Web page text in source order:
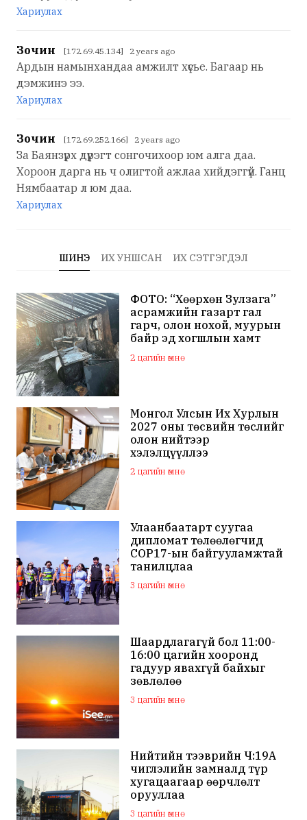
Хариулах
Зочин [172.69.45.134] 2 years ago
Ардын намынхандаа амжилт хүсье. Багаар нь
дэмжинэ ээ.
Хариулах
Зочин [172.69.252.166] 2 years ago
За Баянзүрх дүүрэгт сонгочихоор юм алга даа.
Хороон дарга нь ч олигтой ажлаа хийдэггүй. Ганц
Нямбаатар л юм даа.
Хариулах
ШИНЭ ИХ УНШСАН ИХ СЭТГЭГДЭЛ
ФОТО: “Хөөрхөн Зулзага”
асрамжийн газарт гал
гарч, олон нохой, муурын
байр эд хогшлын хамт
шатжээ
2 цагийн өмнө
Монгол Улсын Их Хурлын
2027 оны төсвийн төслийг
олон нийтээр
хэлэлцүүллээ
2 цагийн өмнө
Улаанбаатарт суугаа
дипломат төлөөлөгчид
COP17-ын байгууламжтай
танилцлаа
3 цагийн өмнө
Шаардлагагүй бол 11:00-
16:00 цагийн хооронд
гадуур явахгүй байхыг
зөвлөлөө
3 цагийн өмнө
Нийтийн тээврийн Ч:19А
чиглэлийн замналд түр
хугацаагаар өөрчлөлт
орууллаа
3 цагийн өмнө